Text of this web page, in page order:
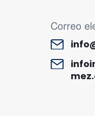
MENÚ
Correo